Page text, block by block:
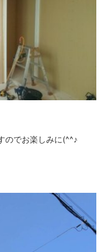
のでお楽しみに(^^♪